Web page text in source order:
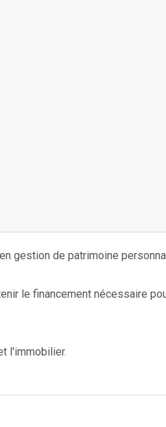
gestion de patrimoine
le financement nécessaire
l'immobilier.